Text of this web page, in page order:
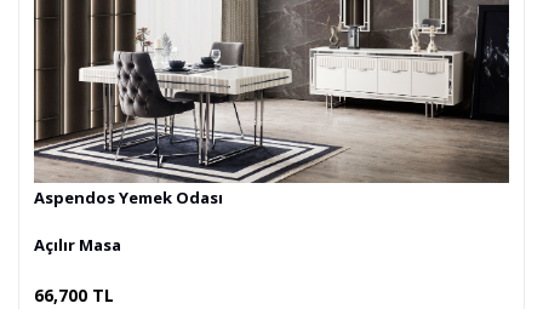
Aspendos Yemek Odası
Açılır Masa
66,700 TL